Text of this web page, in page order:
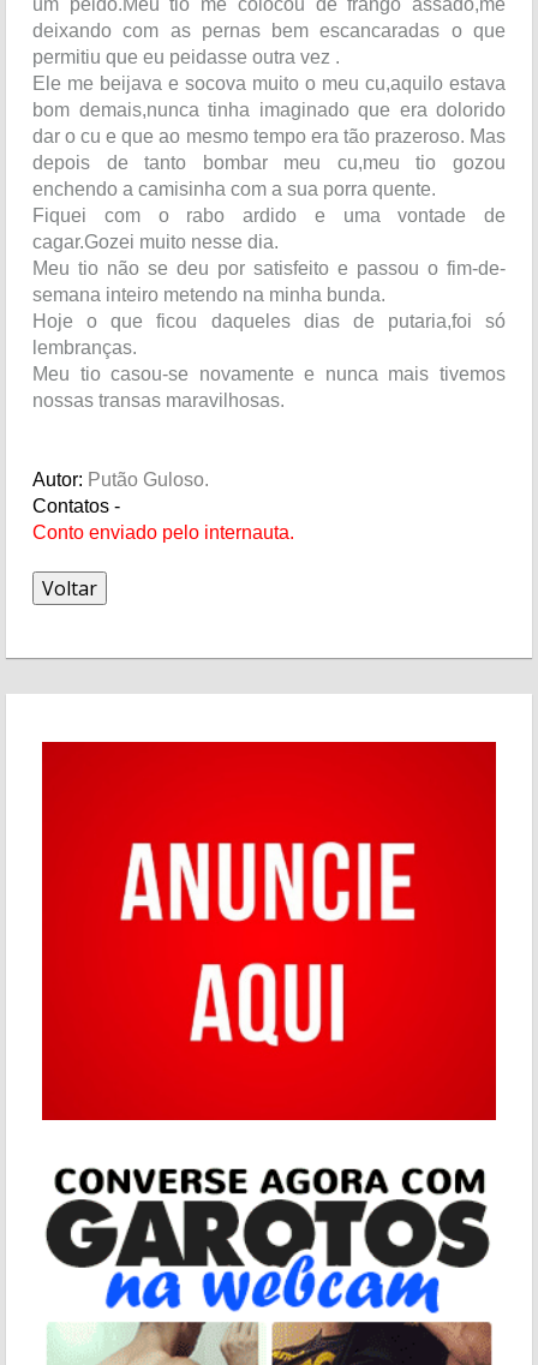
deixando com as pernas bem escancaradas o que
permitiu que eu peidasse outra vez .
Ele me beijava e socova muito o meu cu,aquilo estava
bom demais,nunca tinha imaginado que era dolorido
dar o cu e que ao mesmo tempo era tão prazeroso. Mas
depois de tanto bombar meu cu,meu tio gozou
enchendo a camisinha com a sua porra quente.
Fiquei com o rabo ardido e uma vontade de
cagar.Gozei muito nesse dia.
Meu tio não se deu por satisfeito e passou o fim-de-
semana inteiro metendo na minha bunda.
Hoje o que ficou daqueles dias de putaria,foi só
lembranças.
Meu tio casou-se novamente e nunca mais tivemos
nossas transas maravilhosas.
Autor: Putão Guloso.
Contatos -
Conto enviado pelo internauta.